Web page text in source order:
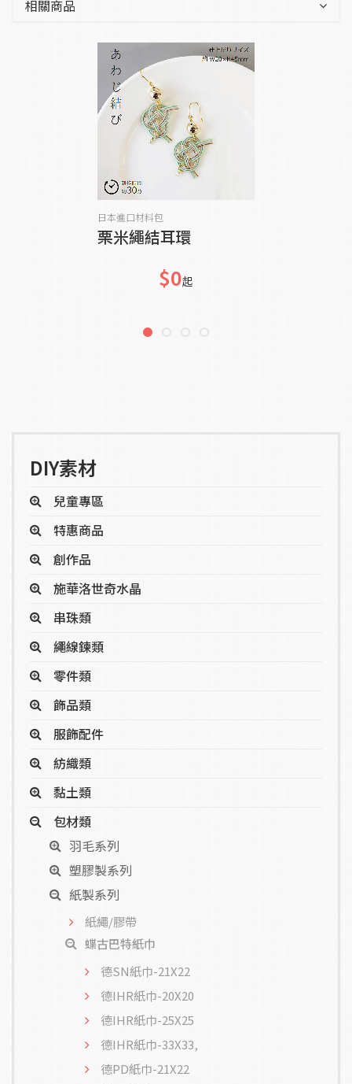
相關商品
貨到通知我
日本進口材料包
栗米繩結耳環
$0起
DIY素材
兒童專區
特惠商品
創作品
施華洛世奇水晶
串珠類
繩線鍊類
零件類
飾品類
服飾配件
紡織類
黏土類
包材類
羽毛系列
塑膠製系列
紙製系列
紙繩/膠帶
蝶古巴特紙巾
德SN紙巾-21X22
德IHR紙巾-20X20
德IHR紙巾-25X25
德IHR紙巾-33X33,
德PD紙巾-21X22